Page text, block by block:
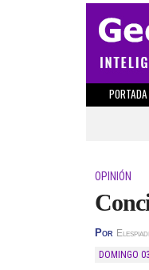
PORTADA
OPINIÓN
Por
DOMINGO